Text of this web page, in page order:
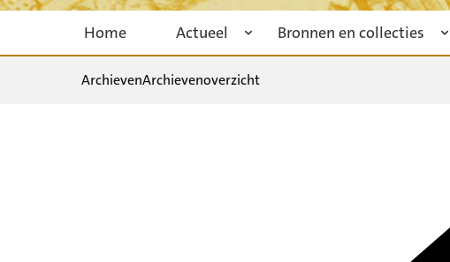
Home Actueel Bronnen en collecties
ArchievenArchievenoverzicht